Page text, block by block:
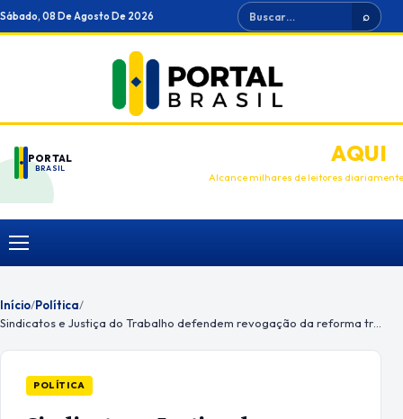
Ir
para
Sábado, 08 De Agosto De 2026 Buscar ⌕
PORTAL
BRASIL
ANUNCIEAQUI
Alcance milhares de leitores diariamente
Menu
Início/Política/
POLÍTICA